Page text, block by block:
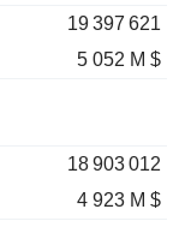
19 397 621
5 052 M $
18 903 012
4 923 M $